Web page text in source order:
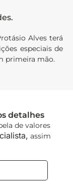
Alves terá
especiais de
primeira mão.
detalhes
de valores
assim